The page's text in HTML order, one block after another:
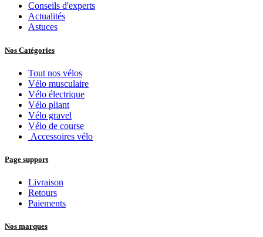
Conseils d'experts
Actualités
Astuces
Nos Catégories
Tout nos vélos
Vélo musculaire
Vélo électrique
Vélo pliant
Vélo gravel
Vélo de course
Accessoires vélo
Page support
Livraison
Retours
Paiements
Nos marques